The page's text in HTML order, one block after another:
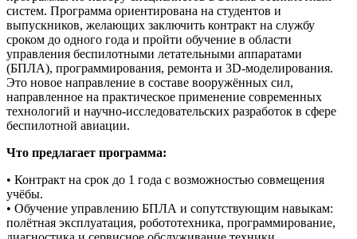
систем. Программа ориентирована на студентов и
выпускников, желающих заключить контракт на службу
сроком до одного года и пройти обучение в области
управления беспилотными летательными аппаратами
(БПЛА), программирования, ремонта и 3D-моделирования.
Это новое направление в составе вооружённых сил,
направленное на практическое применение современных
технологий и научно-исследовательских разработок в сфере
беспилотной авиации.
Что предлагает программа:
• Контракт на срок до 1 года с возможностью совмещения
учёбы.
• Обучение управлению БПЛА и сопутствующим навыкам:
полётная эксплуатация, робототехника, программирование,